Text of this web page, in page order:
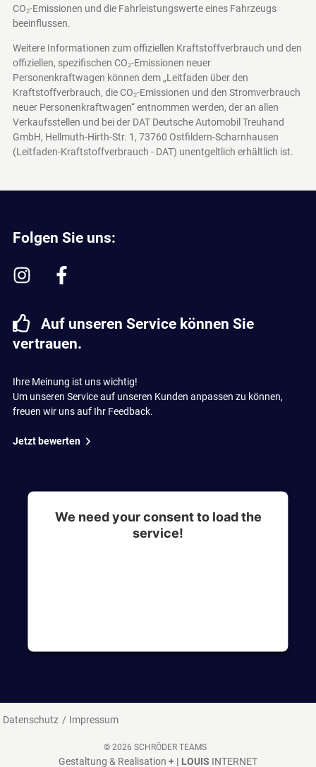
CO₂-Emissionen und die Fahrleistungswerte eines Fahrzeugs
beeinflussen.
Weitere Informationen zum offiziellen Kraftstoffverbrauch und den
offiziellen, spezifischen CO₂-Emissionen neuer
Personenkraftwagen können dem „Leitfaden über den
Kraftstoffverbrauch, die CO₂-Emissionen und den Stromverbrauch
neuer Personenkraftwagen“ entnommen werden, der an allen
Verkaufsstellen und bei der DAT Deutsche Automobil Treuhand
GmbH, Hellmuth-Hirth-Str. 1, 73760 Ostfildern-Scharnhausen
(Leitfaden-Kraftstoffverbrauch - DAT) unentgeltlich erhältlich ist.
Folgen Sie uns:
Auf unseren Service können Sie
vertrauen.
Ihre Meinung ist uns wichtig!
Um unseren Service auf unseren Kunden anpassen zu können,
freuen wir uns auf Ihr Feedback.
Jetzt bewerten
We need your consent to load the
service!
Datenschutz Impressum
© 2026 SCHRÖDER TEAMS
Gestaltung & Realisation + | LOUIS INTERNET